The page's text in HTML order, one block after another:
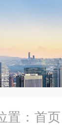
置： 首页